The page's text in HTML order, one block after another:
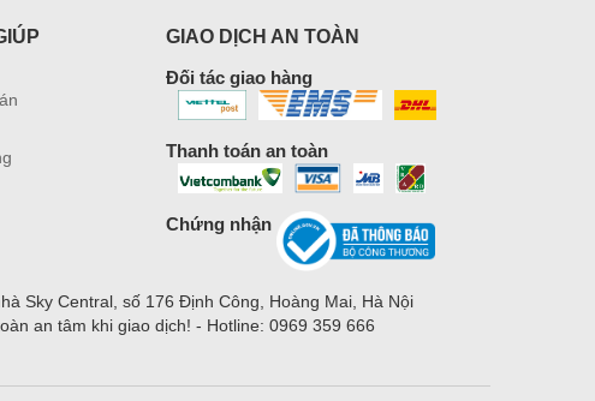
GIAO DỊCH AN TOÀN
Đối tác giao hàng
Thanh toán an toàn
Chứng nhận
Sky Central, số 176 Định Công, Hoàng Mai, Hà Nội
an tâm khi giao dịch! - Hotline: 0969 359 666